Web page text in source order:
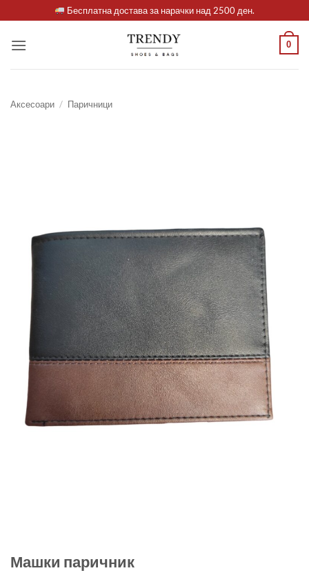
to
content
Бесплатна достава за нарачки над 2500 ден.
0
Аксесоари / Паричници
Машки паричник